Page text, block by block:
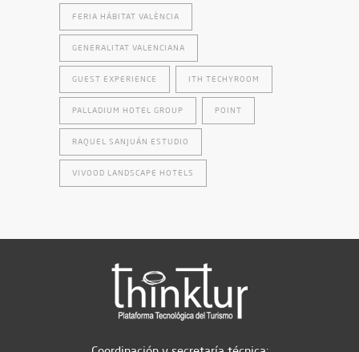
FERIA HÁBITAT VALÈNCIA
GENERALITAT VALENCIANA
GUEST EXPERIENCE ITH TECHYROOM
PALLADIUM HOTEL GROUP POINT
RAQUEL SANJUÁN ESTUDIO
VIVOOD LANDSCAPE HOTELS